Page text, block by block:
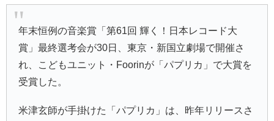
年末恒例の音楽賞「第61回 輝く！日本レコード大
賞」最終選考会が30日、東京・新国立劇場で開催さ
れ、こどもユニット・Foorinが「パプリカ」で大賞を
受賞した。
米津玄師が手掛けた「パプリカ」は、昨年リリースさ